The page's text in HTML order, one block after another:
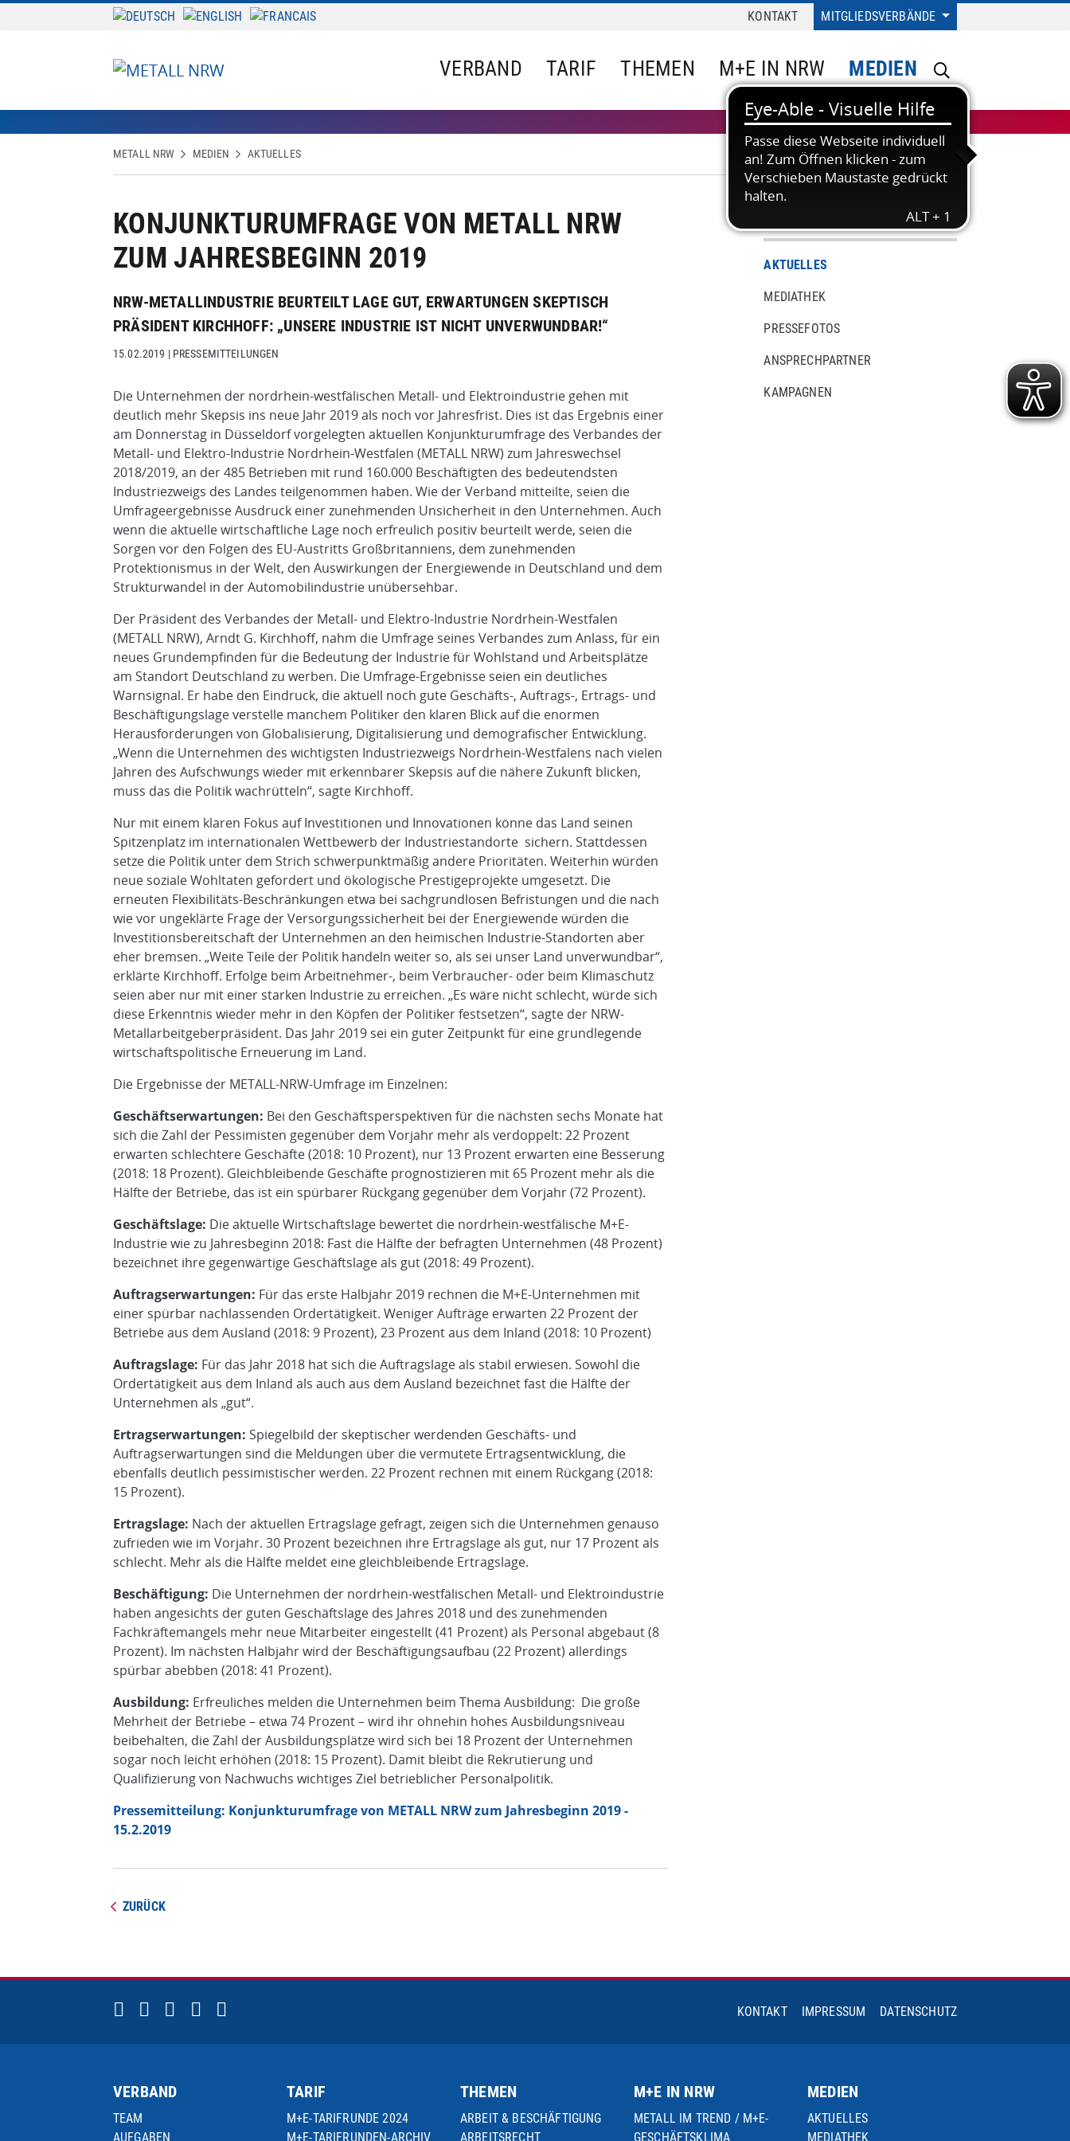
MITGLIEDSVERBÄNDE
KONTAKT
VERBAND TARIF THEMEN M+E IN NRW MEDIEN
METALL NRW MEDIEN AKTUELLES
KONJUNKTURUMFRAGE VON METALL NRW
ZUM JAHRESBEGINN 2019
NRW-METALLINDUSTRIE BEURTEILT LAGE GUT, ERWARTUNGEN SKEPTISCH
PRÄSIDENT KIRCHHOFF: „UNSERE INDUSTRIE IST NICHT UNVERWUNDBAR!“
15.02.2019 | PRESSEMITTEILUNGEN
Die Unternehmen der nordrhein-westfälischen Metall- und Elektroindustrie gehen mit
deutlich mehr Skepsis ins neue Jahr 2019 als noch vor Jahresfrist. Dies ist das Ergebnis einer
am Donnerstag in Düsseldorf vorgelegten aktuellen Konjunkturumfrage des Verbandes der
Metall- und Elektro-Industrie Nordrhein-Westfalen (METALL NRW) zum Jahreswechsel
2018/2019, an der 485 Betrieben mit rund 160.000 Beschäftigten des bedeutendsten
Industriezweigs des Landes teilgenommen haben. Wie der Verband mitteilte, seien die
Umfrageergebnisse Ausdruck einer zunehmenden Unsicherheit in den Unternehmen. Auch
wenn die aktuelle wirtschaftliche Lage noch erfreulich positiv beurteilt werde, seien die
Sorgen vor den Folgen des EU-Austritts Großbritanniens, dem zunehmenden
Protektionismus in der Welt, den Auswirkungen der Energiewende in Deutschland und dem
Strukturwandel in der Automobilindustrie unübersehbar.
Der Präsident des Verbandes der Metall- und Elektro-Industrie Nordrhein-Westfalen
(METALL NRW), Arndt G. Kirchhoff, nahm die Umfrage seines Verbandes zum Anlass, für ein
neues Grundempfinden für die Bedeutung der Industrie für Wohlstand und Arbeitsplätze
am Standort Deutschland zu werben. Die Umfrage-Ergebnisse seien ein deutliches
Warnsignal. Er habe den Eindruck, die aktuell noch gute Geschäfts-, Auftrags-, Ertrags- und
Beschäftigungslage verstelle manchem Politiker den klaren Blick auf die enormen
Herausforderungen von Globalisierung, Digitalisierung und demografischer Entwicklung.
„Wenn die Unternehmen des wichtigsten Industriezweigs Nordrhein-Westfalens nach vielen
Jahren des Aufschwungs wieder mit erkennbarer Skepsis auf die nähere Zukunft blicken,
muss das die Politik wachrütteln“, sagte Kirchhoff.
Nur mit einem klaren Fokus auf Investitionen und Innovationen könne das Land seinen
Spitzenplatz im internationalen Wettbewerb der Industriestandorte sichern. Stattdessen
setze die Politik unter dem Strich schwerpunktmäßig andere Prioritäten. Weiterhin würden
neue soziale Wohltaten gefordert und ökologische Prestigeprojekte umgesetzt. Die
erneuten Flexibilitäts-Beschränkungen etwa bei sachgrundlosen Befristungen und die nach
wie vor ungeklärte Frage der Versorgungssicherheit bei der Energiewende würden die
Investitionsbereitschaft der Unternehmen an den heimischen Industrie-Standorten aber
eher bremsen. „Weite Teile der Politik handeln weiter so, als sei unser Land unverwundbar“,
erklärte Kirchhoff. Erfolge beim Arbeitnehmer-, beim Verbraucher- oder beim Klimaschutz
seien aber nur mit einer starken Industrie zu erreichen. „Es wäre nicht schlecht, würde sich
diese Erkenntnis wieder mehr in den Köpfen der Politiker festsetzen“, sagte der NRW-
Metallarbeitgeberpräsident. Das Jahr 2019 sei ein guter Zeitpunkt für eine grundlegende
wirtschaftspolitische Erneuerung im Land.
Die Ergebnisse der METALL-NRW-Umfrage im Einzelnen:
Geschäftserwartungen: Bei den Geschäftsperspektiven für die nächsten sechs Monate hat
sich die Zahl der Pessimisten gegenüber dem Vorjahr mehr als verdoppelt: 22 Prozent
erwarten schlechtere Geschäfte (2018: 10 Prozent), nur 13 Prozent erwarten eine Besserung
(2018: 18 Prozent). Gleichbleibende Geschäfte prognostizieren mit 65 Prozent mehr als die
Hälfte der Betriebe, das ist ein spürbarer Rückgang gegenüber dem Vorjahr (72 Prozent).
Geschäftslage: Die aktuelle Wirtschaftslage bewertet die nordrhein-westfälische M+E-
Industrie wie zu Jahresbeginn 2018: Fast die Hälfte der befragten Unternehmen (48 Prozent)
bezeichnet ihre gegenwärtige Geschäftslage als gut (2018: 49 Prozent).
Auftragserwartungen: Für das erste Halbjahr 2019 rechnen die M+E-Unternehmen mit
einer spürbar nachlassenden Ordertätigkeit. Weniger Aufträge erwarten 22 Prozent der
Betriebe aus dem Ausland (2018: 9 Prozent), 23 Prozent aus dem Inland (2018: 10 Prozent)
Auftragslage: Für das Jahr 2018 hat sich die Auftragslage als stabil erwiesen. Sowohl die
Ordertätigkeit aus dem Inland als auch aus dem Ausland bezeichnet fast die Hälfte der
Unternehmen als „gut“.
Ertragserwartungen: Spiegelbild der skeptischer werdenden Geschäfts- und
Auftragserwartungen sind die Meldungen über die vermutete Ertragsentwicklung, die
ebenfalls deutlich pessimistischer werden. 22 Prozent rechnen mit einem Rückgang (2018:
15 Prozent).
Ertragslage: Nach der aktuellen Ertragslage gefragt, zeigen sich die Unternehmen genauso
zufrieden wie im Vorjahr. 30 Prozent bezeichnen ihre Ertragslage als gut, nur 17 Prozent als
schlecht. Mehr als die Hälfte meldet eine gleichbleibende Ertragslage.
Beschäftigung: Die Unternehmen der nordrhein-westfälischen Metall- und Elektroindustrie
haben angesichts der guten Geschäftslage des Jahres 2018 und des zunehmenden
Fachkräftemangels mehr neue Mitarbeiter eingestellt (41 Prozent) als Personal abgebaut (8
Prozent). Im nächsten Halbjahr wird der Beschäftigungsaufbau (22 Prozent) allerdings
spürbar abebben (2018: 41 Prozent).
Ausbildung: Erfreuliches melden die Unternehmen beim Thema Ausbildung: Die große
Mehrheit der Betriebe – etwa 74 Prozent – wird ihr ohnehin hohes Ausbildungsniveau
beibehalten, die Zahl der Ausbildungsplätze wird sich bei 18 Prozent der Unternehmen
sogar noch leicht erhöhen (2018: 15 Prozent). Damit bleibt die Rekrutierung und
Qualifizierung von Nachwuchs wichtiges Ziel betrieblicher Personalpolitik.
Pressemitteilung: Konjunkturumfrage von METALL NRW zum Jahresbeginn 2019 -
15.2.2019
ZURÜCK
MEDIEN
AKTUELLES
MEDIATHEK
PRESSEFOTOS
ANSPRECHPARTNER
KAMPAGNEN
KONTAKT IMPRESSUM DATENSCHUTZ
VERBAND
TEAM
AUFGABEN
TARIF
M+E-TARIFRUNDE 2024
M+E-TARIFRUNDEN-ARCHIV
THEMEN
ARBEIT & BESCHÄFTIGUNG
ARBEITSRECHT
M+E IN NRW
METALL IM TREND / M+E-
GESCHÄFTSKLIMA
MEDIEN
AKTUELLES
MEDIATHEK